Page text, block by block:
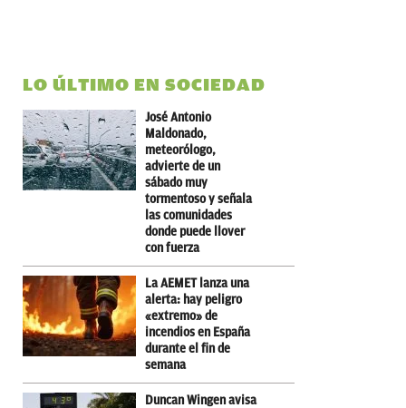
LO ÚLTIMO EN SOCIEDAD
José Antonio
Maldonado,
meteorólogo,
advierte de un
sábado muy
tormentoso y señala
las comunidades
donde puede llover
con fuerza
La AEMET lanza una
alerta: hay peligro
«extremo» de
incendios en España
durante el fin de
semana
Duncan Wingen avisa